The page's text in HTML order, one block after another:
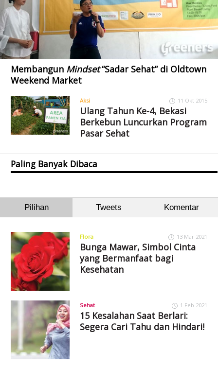
Membangun Mindset“Sadar Sehat” di Oldtown
Weekend Market
Aksi 11 Okt 2015
Ulang Tahun Ke-4, Bekasi
Berkebun Luncurkan Program
Pasar Sehat
Paling Banyak Dibaca
Pilihan Tweets Komentar
Flora 13 Mar 2021
Bunga Mawar, Simbol Cinta
yang Bermanfaat bagi
Kesehatan
Sehat 1 Feb 2021
15 Kesalahan Saat Berlari:
Segera Cari Tahu dan Hindari!